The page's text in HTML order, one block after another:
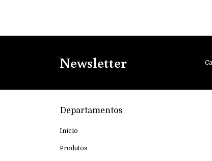
Newsletter
Departamentos
Início
Produtos